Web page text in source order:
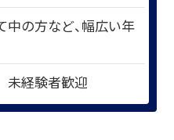
の方など、幅広い年
経験者歓迎